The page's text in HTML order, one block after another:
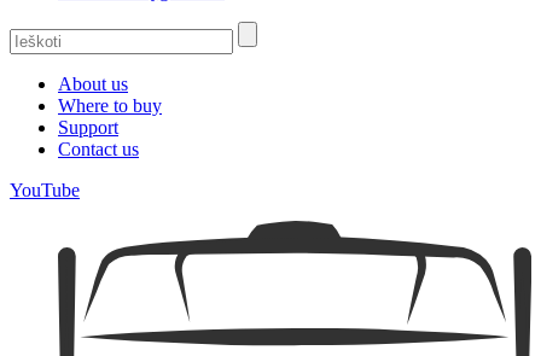
About us
Where to buy
Support
Contact us
YouTube